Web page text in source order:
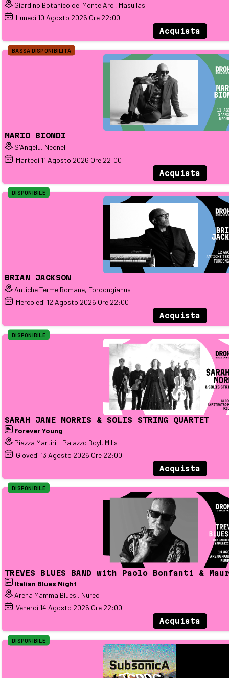
Giardino Botanico del Monte Arci, Masullas
Lunedì 10 Agosto 2026 Ore 22:00
Acquista
MARIO BIONDI
S'Angelu, Neoneli
Martedì 11 Agosto 2026 Ore 22:00
BASSA DISPONIBILITÀ
Acquista
BRIAN JACKSON
Antiche Terme Romane, Fordongianus
Mercoledì 12 Agosto 2026 Ore 22:00
DISPONIBILE
Acquista
SARAH JANE MORRIS & SOLIS STRING QUARTET
Forever Young
Piazza Martiri - Palazzo Boyl, Milis
Giovedì 13 Agosto 2026 Ore 22:00
DISPONIBILE
Acquista
TREVES BLUES BAND with Paolo Bonfanti &
Italian Blues Night
Arena Mamma Blues , Nureci
Venerdì 14 Agosto 2026 Ore 22:00
DISPONIBILE
Acquista
DISPONIBILE